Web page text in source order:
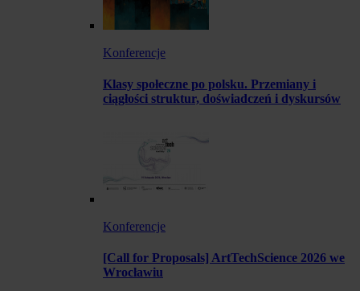
Konferencje
Klasy społeczne po polsku. Przemiany i
ciągłości struktur, doświadczeń i dyskursów
Konferencje
[Call for Proposals] ArtTechScience 2026 we
Wrocławiu